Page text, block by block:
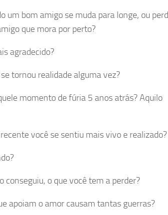
um bom amigo se muda para longe, ou
que mora por perto?
agradecido?
tornou realidade alguma vez?
momento de fúria 5 anos atrás? Aquilo
você se sentiu mais vivo e realizado?
conseguiu, o que você tem a perder?
apoiam o amor causam tantas guerras?